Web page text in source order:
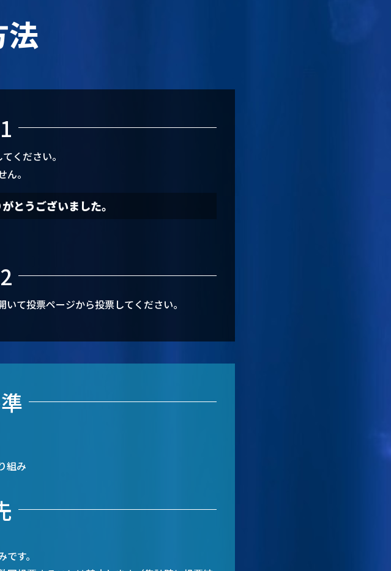
法
ください。
。
とうございました。
て投票ページから投票してください。
組み
す。